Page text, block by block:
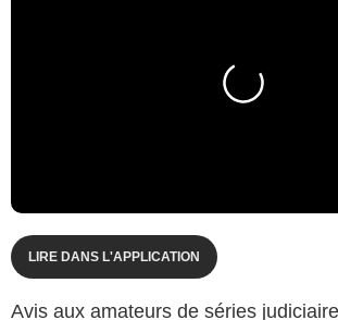
LIRE DANS L'APPLICATION
Avis aux amateurs de séries